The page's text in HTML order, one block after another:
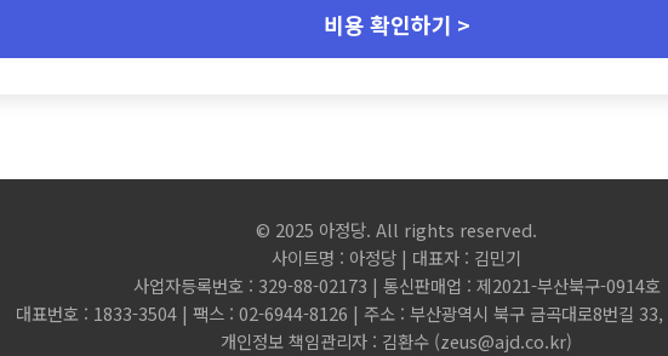
비용 확인하기 >
© 2025 아정당. All rights reserved.
사이트명 : 아정당 | 대표자 : 김민기
사업자등록번호 : 329-88-02173 | 통신판매업 : 제2021-부산북구-0914호
대표번호 : 1833-3504 | 팩스 : 02-6944-8126 | 주소 : 부산광역시 북구 금곡대로8번길 33,
개인정보 책임관리자 : 김환수 (zeus@ajd.co.kr)